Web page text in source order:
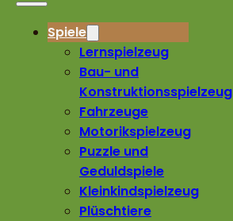
Spiele
Lernspielzeug
Bau- und
Konstruktionsspielzeug
Fahrzeuge
Motorikspielzeug
Puzzle und
Geduldspiele
Kleinkindspielzeug
Plüschtiere